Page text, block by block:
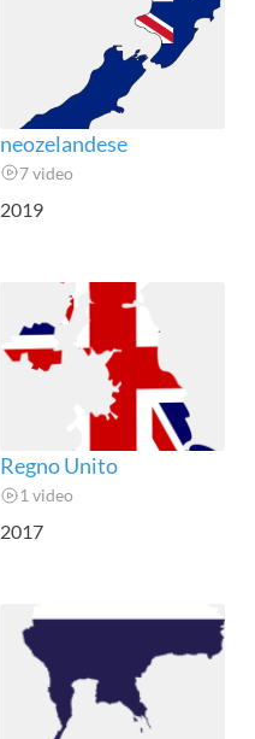
neozelandese
7 video
2019
Regno Unito
1 video
2017